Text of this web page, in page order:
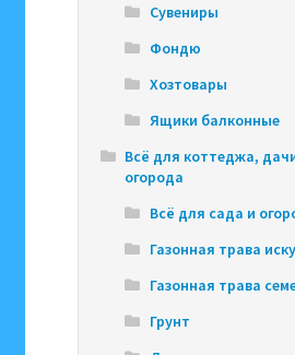
Сувениры
Фондю
Хозтовары
Ящики балконные
Всё для коттеджа,
огорода
Всё для сада и
Газонная трава
Газонная трава
Грунт